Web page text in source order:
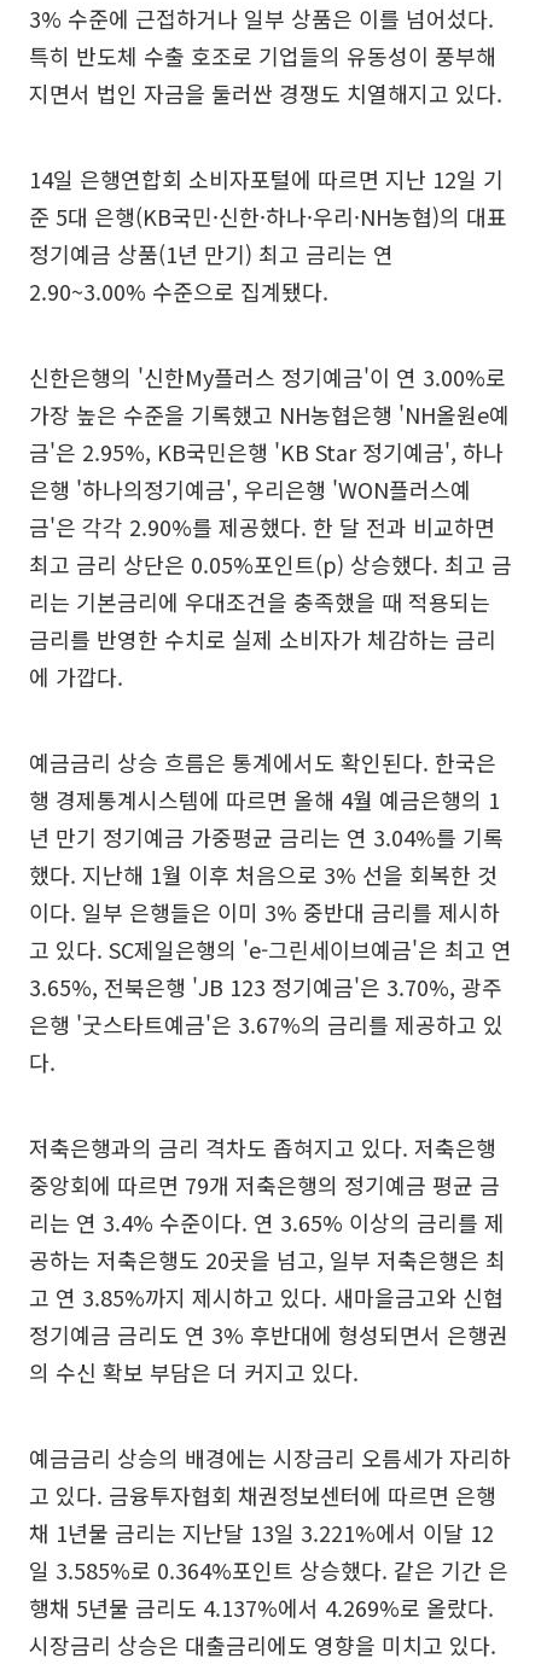
3% 수준에 근접하거나 일부 상품은 이를 넘어섰다.
특히 반도체 수출 호조로 기업들의 유동성이 풍부해
지면서 법인 자금을 둘러싼 경쟁도 치열해지고 있다.
14일 은행연합회 소비자포털에 따르면 지난 12일 기
준 5대 은행(KB국민·신한·하나·우리·NH농협)의 대표
정기예금 상품(1년 만기) 최고 금리는 연
2.90~3.00% 수준으로 집계됐다.
신한은행의 '신한My플러스 정기예금'이 연 3.00%로
가장 높은 수준을 기록했고 NH농협은행 'NH올원e예
금'은 2.95%, KB국민은행 'KB Star 정기예금', 하나
은행 '하나의정기예금', 우리은행 'WON플러스예
금'은 각각 2.90%를 제공했다. 한 달 전과 비교하면
최고 금리 상단은 0.05%포인트(p) 상승했다. 최고 금
리는 기본금리에 우대조건을 충족했을 때 적용되는
금리를 반영한 수치로 실제 소비자가 체감하는 금리
에 가깝다.
예금금리 상승 흐름은 통계에서도 확인된다. 한국은
행 경제통계시스템에 따르면 올해 4월 예금은행의 1
년 만기 정기예금 가중평균 금리는 연 3.04%를 기록
했다. 지난해 1월 이후 처음으로 3% 선을 회복한 것
이다. 일부 은행들은 이미 3% 중반대 금리를 제시하
고 있다. SC제일은행의 'e-그린세이브예금'은 최고 연
3.65%, 전북은행 'JB 123 정기예금'은 3.70%, 광주
은행 '굿스타트예금'은 3.67%의 금리를 제공하고 있
다.
저축은행과의 금리 격차도 좁혀지고 있다. 저축은행
중앙회에 따르면 79개 저축은행의 정기예금 평균 금
리는 연 3.4% 수준이다. 연 3.65% 이상의 금리를 제
공하는 저축은행도 20곳을 넘고, 일부 저축은행은 최
고 연 3.85%까지 제시하고 있다. 새마을금고와 신협
정기예금 금리도 연 3% 후반대에 형성되면서 은행권
의 수신 확보 부담은 더 커지고 있다.
예금금리 상승의 배경에는 시장금리 오름세가 자리하
고 있다. 금융투자협회 채권정보센터에 따르면 은행
채 1년물 금리는 지난달 13일 3.221%에서 이달 12
일 3.585%로 0.364%포인트 상승했다. 같은 기간 은
행채 5년물 금리도 4.137%에서 4.269%로 올랐다.
시장금리 상승은 대출금리에도 영향을 미치고 있다.